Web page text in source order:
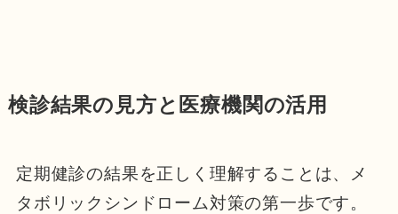
検診結果の見方と医療機関の活用
定期健診の結果を正しく理解することは、メ
タボリックシンドローム対策の第一歩です。